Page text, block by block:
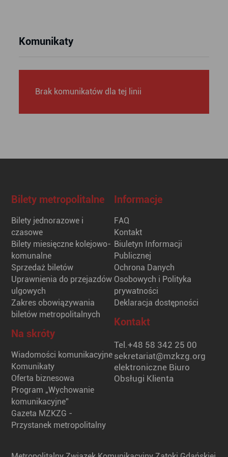
Komunikaty
Brak komunikatów dla tej linii
Bilety metropolitalne
Bilety jednorazowe i
czasowe
Bilety miesięczne kolejowo-
komunalne
Sprzedaż biletów
Uprawnienia do przejazdów
ulgowych
Zakres obowiązywania
biletów metropolitalnych
Na skróty
Wiadomości komunikacyjne
Komunikaty
Oferta biznesowa
Program „Wychowanie
komunikacyjne”
Gazeta MZKZG -
Przystanek metropolitalny
Informacje
FAQ
Kontakt
Biuletyn Informacji
Publicznej
Ochrona Danych
Osobowych i Polityka
prywatności
Deklaracja dostępności
Kontakt
Tel.+48 58 342 25 00
sekretariat@mzkzg.org
elektroniczne Biuro
Obsługi Klienta